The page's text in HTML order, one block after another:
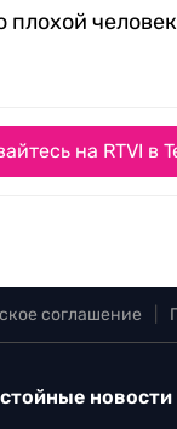
на RTVI в
соглашение
новости